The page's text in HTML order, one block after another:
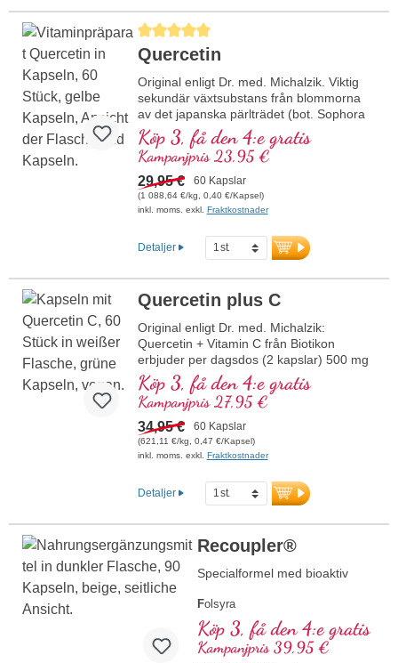
bearbetningen till ett växtextrakt av
högsta kvalitet.
Hypoallergena veganska
och utan karragenan.
Sedan 25 år framgångsrikt använt av
många kunder.
Fri från tillsatser, högsta renhet och
optimalt biotillgänglig.
Förseglingen är aluminiumfri.
Utvecklad av läkare, tillverkad i egen
produktion i Tyskland.
munkpeppar
Genomsnittligt betyg på 5 av 5 stjärnor
Quercetin
Original enligt Dr. med. Michalzik. Viktig
sekundär växtsubstans från blommorna
av det japanska pärlträdet (bot. Sophora
japonica) med 95 % rent quercetin.
Quercetin är en viktig substans som
forskas intensivt på. Quercetin enligt Dr.
med. Michalzik innehåller ett högkvalitativt
premiumextrakt och tillverkas i den egna
produktionen, som har funnits i över 20 år,
Vi ger dig gärna rådgivning och finns här
för dig vid alla frågor.
Köp 3, få den 4:e gratis
Kampanjpris 23,95 €
29,95 € 60 Kapslar
(1 088,64 €/kg, 0,40 €/Kapsel)
inkl. moms. exkl. Fraktkostnader
Detaljer
Quercetin plus C
Original enligt Dr. med. Michalzik:
Quercetin + Vitamin C från Biotikon
erbjuder per dagsdos (2 kapslar) 500 mg
rent quercetin och 600 mg buffrat vitamin
C. Denna kraftfulla kombination stödjer en
hälsosam kost och tillverkas i Tyskland
enligt de högsta kvalitetsstandarderna.
Produkten är fri från alla tillsatser,
förpackad med en aluminiumfri försegling
mer information om Quercetin +
Vitamin C
Köp 3, få den 4:e gratis
Kampanjpris 27,95 €
34,95 € 60 Kapslar
(621,11 €/kg, 0,47 €/Kapsel)
inkl. moms. exkl. Fraktkostnader
Detaljer
Recoupler®
Specialformel med bioaktiv
Folsyra
Arginin
Lykopen
Curkuma
Köp 3, få den 4:e gratis
Kampanjpris 39,95 €